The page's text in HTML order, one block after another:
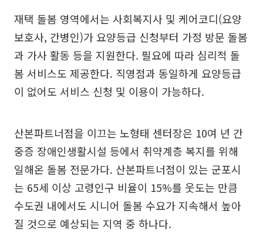
재택 돌봄 영역에서는 사회복지사 및 케어코디(요양
보호사, 간병인)가 요양등급 신청부터 가정 방문 돌봄
과 가사 활동 등을 지원한다. 필요에 따라 심리적 돌
봄 서비스도 제공한다. 직영점과 동일하게 요양등급
이 없어도 서비스 신청 및 이용이 가능하다.
산본파트너점을 이끄는 노형태 센터장은 10여 년 간
중증 장애인생활시설 등에서 취약계층 복지를 위해
일해온 돌봄 전문가다. 산본파트너점이 있는 군포시
는 65세 이상 고령인구 비율이 15%를 웃도는 만큼
수도권 내에서도 시니어 돌봄 수요가 지속해서 높아
질 것으로 예상되는 지역 중 하나다.